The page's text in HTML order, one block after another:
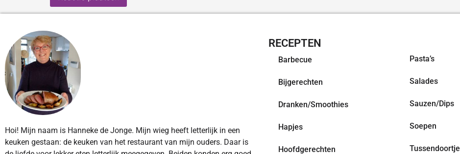
Hoi! Mijn naam is Hanneke de Jonge. Mijn wieg heeft letterlijk in een
keuken gestaan: de keuken van het restaurant van mijn ouders. Daar is
RECEPTEN
Barbecue
Bijgerechten
Dranken/Smoothies
Hapjes
Hoofdgerechten
Pasta’s
Salades
Sauzen/Dips
Soepen
Tussendoortje